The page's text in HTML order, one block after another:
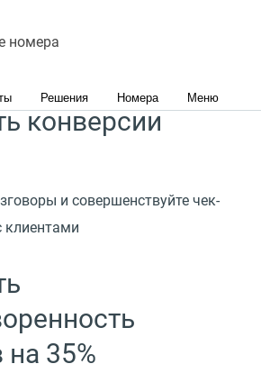
номера
Решения Номера Меню
клиентов с помощью
выявляйте точки роста
конверсии
и совершенствуйте чек-
клиентами
на 35%